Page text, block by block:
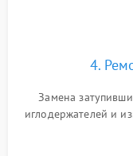
4.
Замена
иглодержателей и
новых